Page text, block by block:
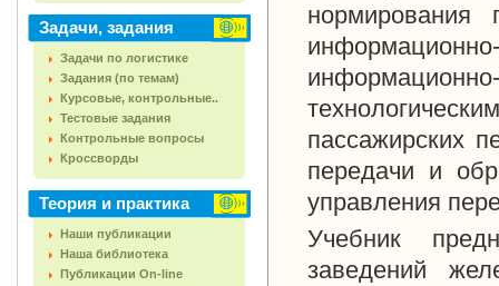
Задачи, задания
Задачи по логистике
Задания (по темам)
Курсовые, контрольные..
Тестовые задания
Контрольные вопросы
Кроссворды
Теория и практика
Наши публикации
Наша библиотека
Публикации On-line
нормирования
пассажирских
передачи и
управления
Учебник
заведений